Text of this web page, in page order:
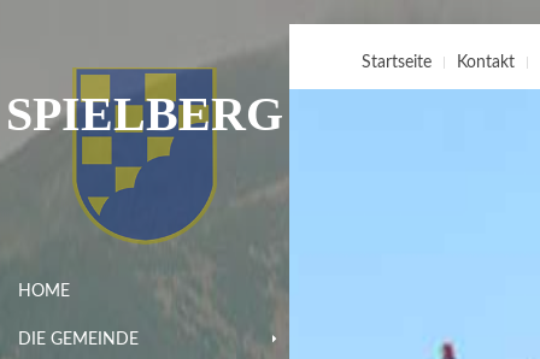
SPIELBERG
HOME
DIE GEMEINDE
Startseite Kontakt